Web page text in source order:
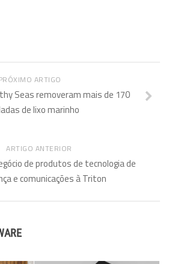
ARTIGO
Seas removeram mais de 170
de lixo marinho
ARTIGO ANTERIOR
de produtos de tecnologia de
e comunicações à Triton